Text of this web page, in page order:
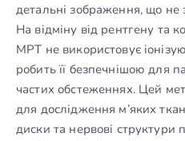
детальні зображення, що не
На відміну від рентгену та
МРТ не використовує
робить її безпечнішою для
частих обстеженнях. Цей
для дослідження м’яких
диски та нервові структури